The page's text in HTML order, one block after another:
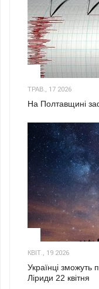
ТРАВ., 17 2026
На Полтавщині
КВІТ., 19 2026
Українці зможуть
Ліриди 22 квітня